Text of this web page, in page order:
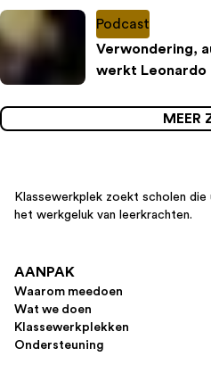
Podcast
Verwondering,
werkt Leonardo
MEER
Klassewerkplek zoekt scholen die
het werkgeluk van leerkrachten.
AANPAK
Waarom meedoen
Wat we doen
Klassewerkplekken
Ondersteuning